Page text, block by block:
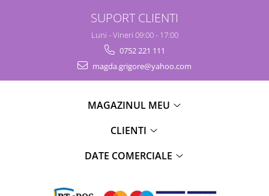
SUPORT CLIENTI
Luni - Vineri 09:00 - 17:00
0752 221 111
magda.grigore@yahoo.com
MAGAZINUL MEU
CLIENTI
DATE COMERCIALE